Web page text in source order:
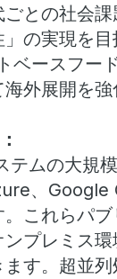
との社会
の実現を
ベースフー
外展開を強
ムの大規
、Google
これらパ
プレミス
す。超並